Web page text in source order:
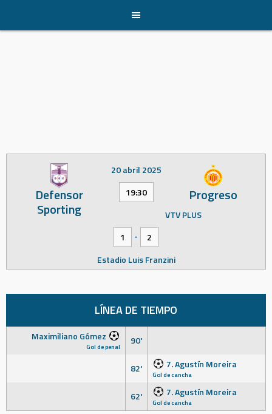
content
Defensor
Sporting
Progreso
20 abril 2025
19:30
VTV PLUS
1
-
2
Estadio Luis Franzini
LÍNEA DE TIEMPO
Maximiliano Gómez
Gol de penal 90'
82' 7. Agustín Moreira
Gol de cancha
62' 7. Agustín Moreira
Gol de cancha